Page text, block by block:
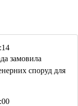
замовила
споруд для